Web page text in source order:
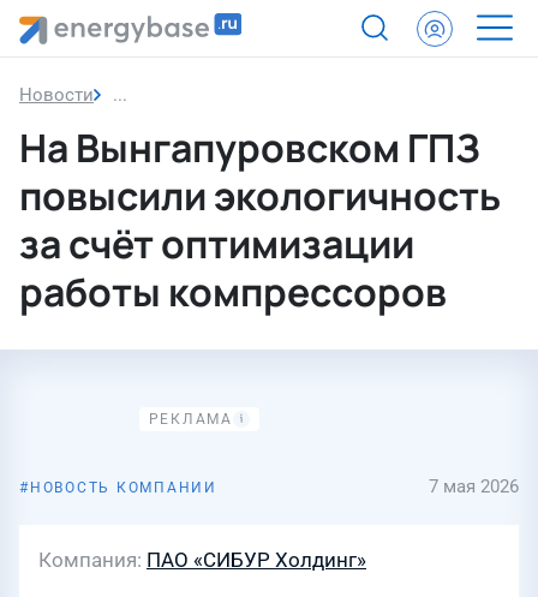
Новости На Вынгапуровском ГПЗ повысили
На Вынгапуровском ГПЗ
повысили экологичность
за счёт оптимизации
работы компрессоров
НОВОСТЬ КОМПАНИИ 7 мая 2026
Компания ПАО «СИБУР Холдинг»